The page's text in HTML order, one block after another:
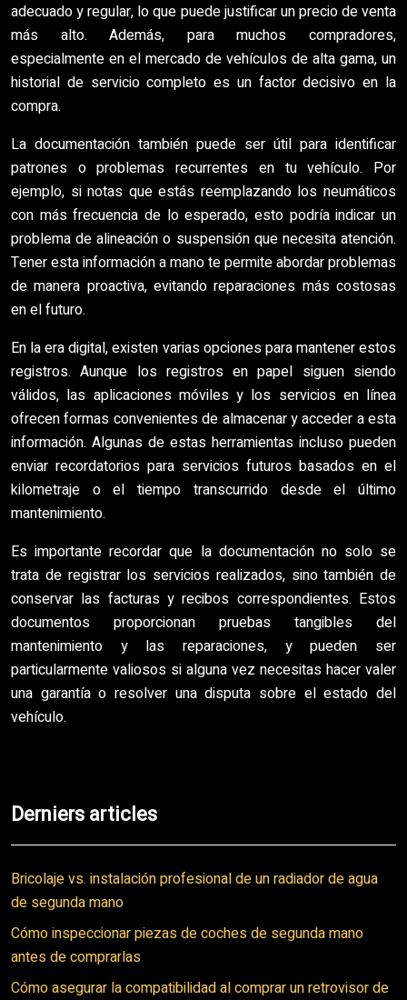
adecuado y regular, lo que puede justificar un precio de venta
más alto. Además, para muchos compradores,
especialmente en el mercado de vehículos de alta gama, un
historial de servicio completo es un factor decisivo en la
compra.
La documentación también puede ser útil para identificar
patrones o problemas recurrentes en tu vehículo. Por
ejemplo, si notas que estás reemplazando los neumáticos
con más frecuencia de lo esperado, esto podría indicar un
problema de alineación o suspensión que necesita atención.
Tener esta información a mano te permite abordar problemas
de manera proactiva, evitando reparaciones más costosas
en el futuro.
En la era digital, existen varias opciones para mantener estos
registros. Aunque los registros en papel siguen siendo
válidos, las aplicaciones móviles y los servicios en línea
ofrecen formas convenientes de almacenar y acceder a esta
información. Algunas de estas herramientas incluso pueden
enviar recordatorios para servicios futuros basados en el
kilometraje o el tiempo transcurrido desde el último
mantenimiento.
Es importante recordar que la documentación no solo se
trata de registrar los servicios realizados, sino también de
conservar las facturas y recibos correspondientes. Estos
documentos proporcionan pruebas tangibles del
mantenimiento y las reparaciones, y pueden ser
particularmente valiosos si alguna vez necesitas hacer valer
una garantía o resolver una disputa sobre el estado del
vehículo.
Derniers articles
Bricolaje vs. instalación profesional de un radiador de agua
de segunda mano
Cómo inspeccionar piezas de coches de segunda mano
antes de comprarlas
Cómo asegurar la compatibilidad al comprar un retrovisor de